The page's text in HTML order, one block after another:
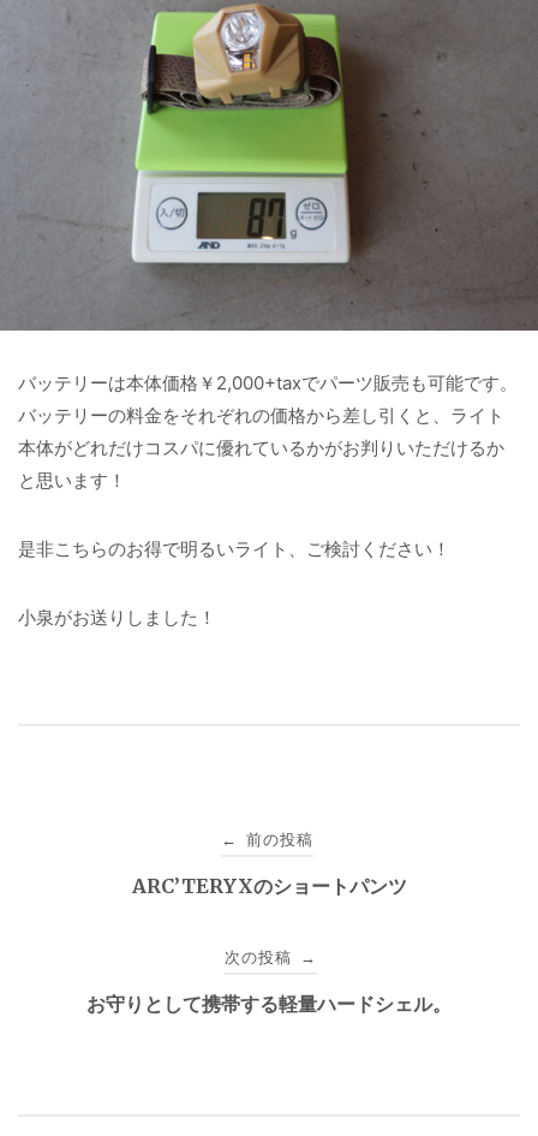
バッテリーは本体価格￥2,000+taxでパーツ販売も可能です。
バッテリーの料金をそれぞれの価格から差し引くと、ライト
本体がどれだけコスパに優れているかがお判りいただけるか
と思います！
是非こちらのお得で明るいライト、ご検討ください！
小泉がお送りしました！
← 前の投稿
ARC’TERYXのショートパンツ
次の投稿 →
お守りとして携帯する軽量ハードシェル。